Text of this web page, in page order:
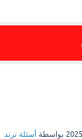
بواسطة أسئلة ترند